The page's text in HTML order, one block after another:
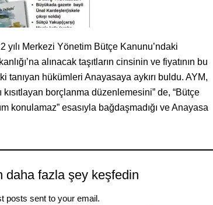
yılı Merkezi Yönetim Bütçe Kanunu’ndaki
alınacak taşıtların cinsinin ve fiyatının bu
tanıyan hükümleri Anayasaya aykırı buldu. AYM,
borçlanma düzenlemesini” de, “Bütçe
konulamaz” esasıyla bağdaşmadığı ve Anayasa
daha fazla şey keşfedin
posts sent to your email.